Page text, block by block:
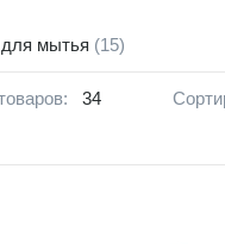
мытья (15)
34